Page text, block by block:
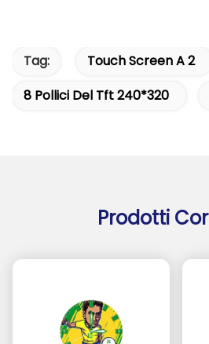
Tag:
Touch Screen A 2
8 Pollici Del Tft 240*320
Prodotti